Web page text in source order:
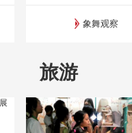
象舞观察
旅游